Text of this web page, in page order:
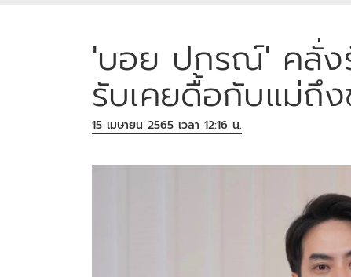
'บอย ปกรณ์' คลั่ง
รับเคยดื้อกับแม่ถึ
15 เมษายน 2565 เวลา 12:16 น.